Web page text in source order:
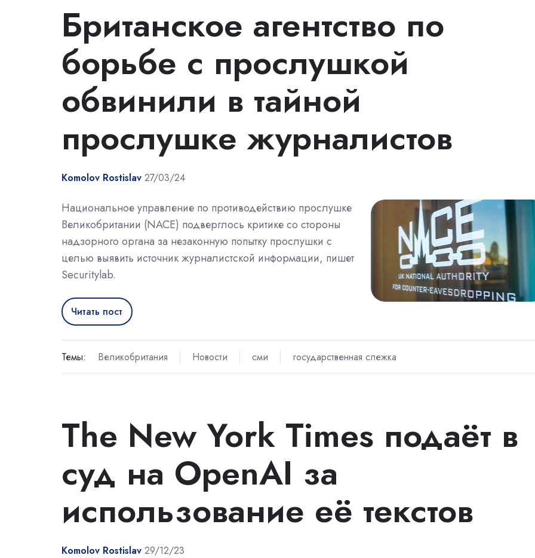
Британское агентство по
борьбе с прослушкой
обвинили в тайной
прослушке журналистов
Komolov Rostislav 27/03/24
Национальное управление по противодействию прослушке
Великобритании (NACE) подверглось критике со стороны
надзорного органа за незаконную попытку прослушки с
целью выявить источник журналистской информации, пишет
Securitylab.
Читать пост
Темы: Великобритания Новости сми государственная слежка
The New York Times подаёт в
суд на OpenAI за
использование её текстов
Komolov Rostislav 29/12/23